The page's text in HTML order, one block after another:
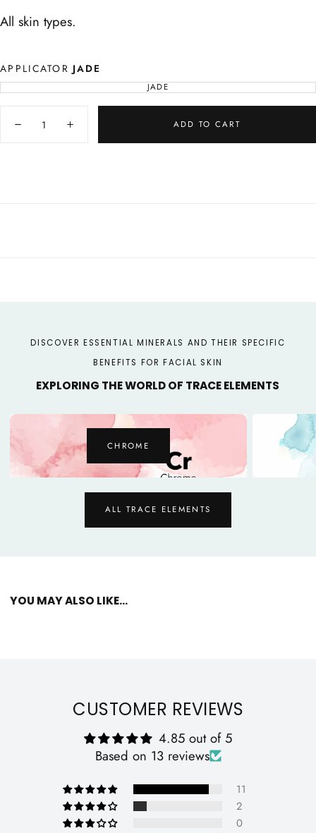
All skin types.
APPLICATOR JADE
JADEVARIANT
OUT
UNAVAILABLE
Decrease
Increase
ADD TO CART
DISCOVER ESSENTIAL MINERALS AND THEIR SPECIFIC
BENEFITS FOR FACIAL SKIN
EXPLORING THE WORLD OF TRACE ELEMENTS
ZINC
ALL TRACE ELEMENTS
YOU MAY ALSO LIKE...
CUSTOMER REVIEWS
4.85 out of 5
Based on 13 reviews
11
2
0